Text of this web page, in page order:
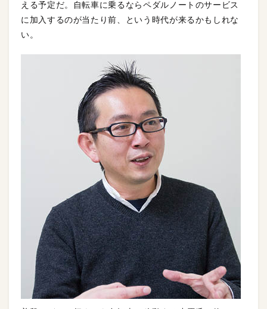
える予定だ。自転車に乗るならペダルノートのサービス
に加入するのが当たり前、という時代が来るかもしれな
い。